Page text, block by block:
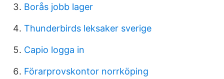
Borås jobb lager
Thunderbirds leksaker sverige
Capio logga in
Förarprovskontor norrköping